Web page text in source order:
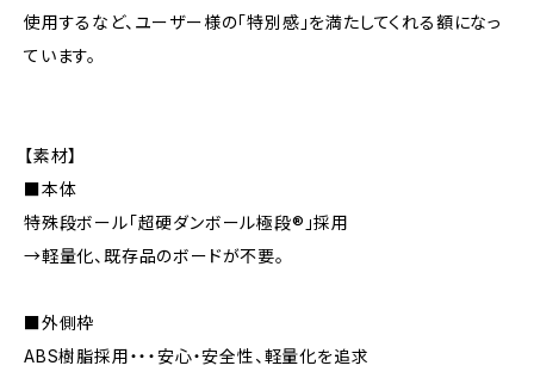
使用するなど、ユーザー様の「特別感」を満たしてくれる額になっ
ています。
【素材】
■本体
特殊段ボール「超硬ダンボール極段®」採用
→軽量化、既存品のボードが不要。
■外側枠
ABS樹脂採用・・・安心・安全性、軽量化を追求